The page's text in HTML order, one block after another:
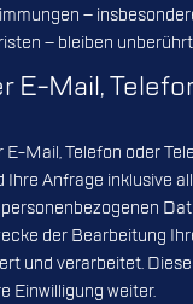
–
– bleiben
E-Mail,
E-Mail, Telefon oder
Ihre Anfrage inklusive
der Bearbeitung
und verarbeitet.
Einwilligung weiter.